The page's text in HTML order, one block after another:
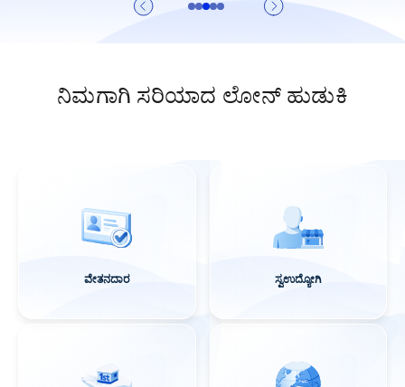
ನಿಮಗಾಗಿ ಸರಿಯಾದ ಲೋನ್ ಹುಡುಕಿ
ವೇತನದಾರ ಸ್ವಉದ್ಯೋಗಿ